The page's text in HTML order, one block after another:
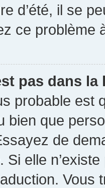
d’été, il se
ce problème
pas dans la
probable est
bien que
de
Si elle
Vous